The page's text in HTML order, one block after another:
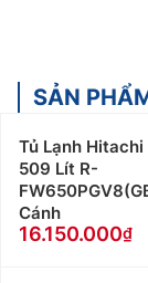
SẢN
Tủ Lạnh
509 Lít R-
Cánh
16.150.000